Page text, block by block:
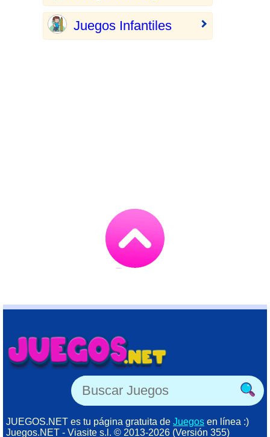
Juegos Infantiles
JUEGOS.NET es tu página gratuita de Juegos en línea :)
Juegos.NET - Viasite s.l. © 2013-2026 (Versión 355)